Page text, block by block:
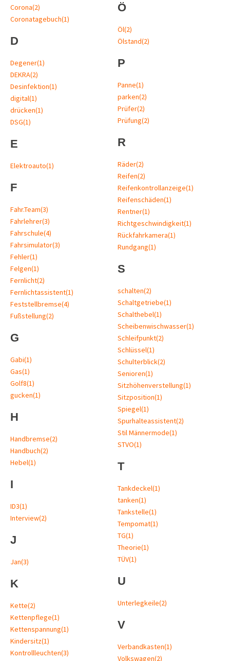
Corona(2)
Coronatagebuch(1)
D
Degener(1)
DEKRA(2)
Desinfektion(1)
digital(1)
drücken(1)
DSG(1)
E
Elektroauto(1)
F
Fahr.Team(3)
Fahrlehrer(3)
Fahrschule(4)
Fahrsimulator(3)
Fehler(1)
Felgen(1)
Fernlicht(2)
Fernlichtassistent(1)
Feststellbremse(4)
Fußstellung(2)
G
Gabi(1)
Gas(1)
Golf8(1)
gucken(1)
H
Handbremse(2)
Handbuch(2)
Hebel(1)
I
ID3(1)
Interview(2)
J
Jan(3)
K
Kette(2)
Kettenpflege(1)
Kettenspannung(1)
Kindersitz(1)
Kontrollleuchten(3)
Ö
Öl(2)
Ölstand(2)
P
Panne(1)
parken(2)
Prüfer(2)
Prüfung(2)
R
Räder(2)
Reifen(2)
Reifenkontrollanzeige(1)
Reifenschäden(1)
Rentner(1)
Richtgeschwindigkeit(1)
Rückfahrkamera(1)
Rundgang(1)
S
schalten(2)
Schaltgetriebe(1)
Schalthebel(1)
Scheibenwischwasser(1)
Schleifpunkt(2)
Schlüssel(1)
Schulterblick(2)
Senioren(1)
Sitzhöhenverstellung(1)
Sitzposition(1)
Spiegel(1)
Spurhalteassistent(2)
Stil Männermode(1)
STVO(1)
T
Tankdeckel(1)
tanken(1)
Tankstelle(1)
Tempomat(1)
TG(1)
Theorie(1)
TÜV(1)
U
Unterlegkeile(2)
V
Verbandkasten(1)
Volkswagen(2)